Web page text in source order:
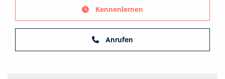
Kennenlernen
Anrufen